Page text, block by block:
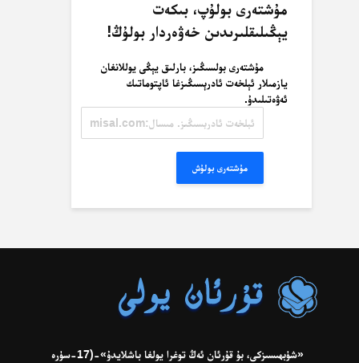
مۇشتەرى بولۇپ، بىكەت
يېڭىلىقلىرىدىن خەۋەردار بولۇڭ!
مۇشتەرى بولسىڭىز، بارلىق يېڭى يوللانغان
يازمىلار ئېلخەت ئادرېسىڭىزغا ئاپتوماتىك
ئەۋەتىلىدۇ.
ئادرېسىڭىز.
مۇشتەرى بولۇش
«شۈبھىسىزكى، بۇ قۇرئان ئەڭ توغرا يولغا باشلايدۇ»-(17-سۈرە